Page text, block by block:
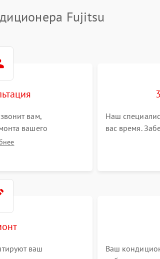
Fujitsu
вам,
вашего
на все ваши
Наш
вас время.
привезет на
ваш
Ваш